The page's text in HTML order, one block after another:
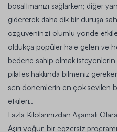
boşaltmanızı sağlarken; diğer
gidererek daha dik bir duruşa
özgüveninizi olumlu yönde
oldukça popüler hale gelen ve
bedene sahip olmak
pilates hakkında bilmeniz
son dönemlerin en çok sevilen
etkileri…
Fazla Kilolarınızdan Aşamalı
Aşırı yoğun bir egzersiz